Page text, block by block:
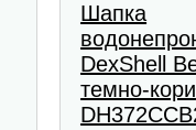
Шапка
DexShell
темно-